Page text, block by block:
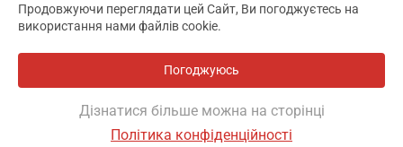
Фільтр
© 2014-2026. Медична інформаційна система АПТЕКА911.ЮА
Продовжуючи переглядати цей Сайт, Ви погоджуєтесь на
використання нами файлів cookie.
Погоджуюсь
Дізнатися більше можна на сторінці
Політика конфіденційності